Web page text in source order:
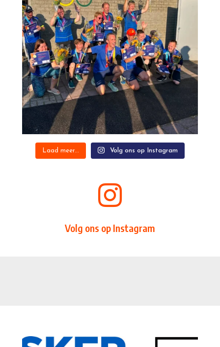
Laad meer... Volg ons op Instagram

Volg ons op Instagram